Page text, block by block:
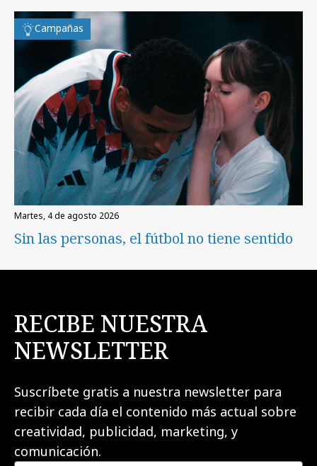
Campañas
martes, 4 de agosto 2026
Sin las personas, el fútbol no tiene sentido
RECIBE NUESTRA
NEWSLETTER
Suscríbete gratis a nuestra newsletter para
recibir cada día el contenido más actual sobre
creatividad, publicidad, marketing, y
comunicación.